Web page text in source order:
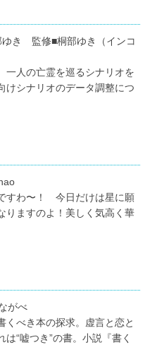
き 監修■桐部ゆき（インコ
一人の亡霊を巡るシナリオを
けシナリオのデータ調整につ
すわ〜！ 今日だけは星に願
りますのよ！美しく気高く華
がべ
くべき本の探求。虚言と恋と
“嘘つき”の書。小説『書く